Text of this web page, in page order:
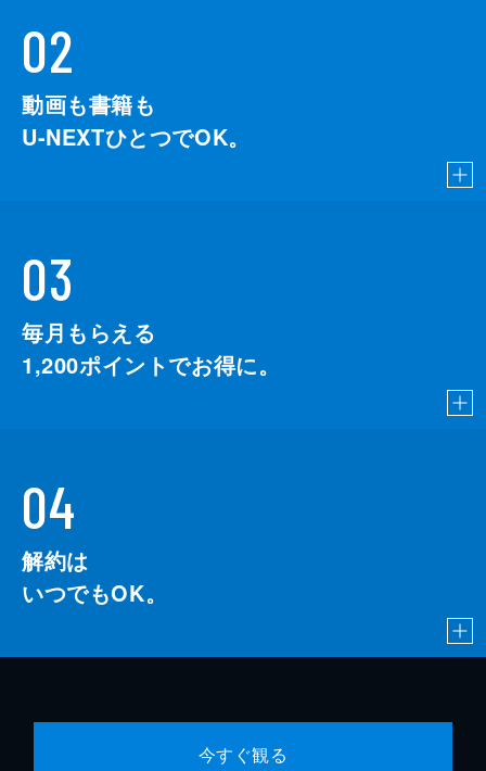
02
動画も書籍も
U-NEXTひとつでOK。
03
毎月もらえる
1,200ポイントでお得に。
04
解約は
いつでもOK。
今すぐ観る